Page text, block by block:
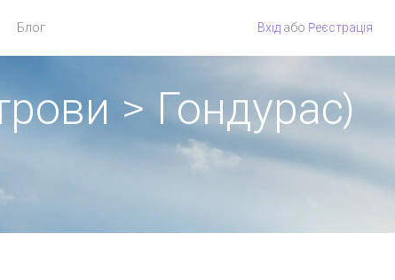
Блог Вхід або Pеєстрація
> Гондурас)